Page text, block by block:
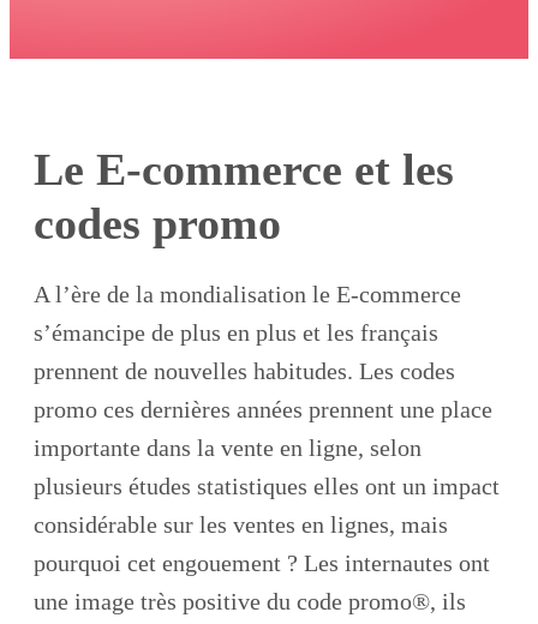
Le E-commerce et les
codes promo
A l’ère de la mondialisation le E-commerce
s’émancipe de plus en plus et les français
prennent de nouvelles habitudes. Les codes
promo ces dernières années prennent une place
importante dans la vente en ligne, selon
plusieurs études statistiques elles ont un impact
considérable sur les ventes en lignes, mais
pourquoi cet engouement ? Les internautes ont
une image très positive du code promo®, ils